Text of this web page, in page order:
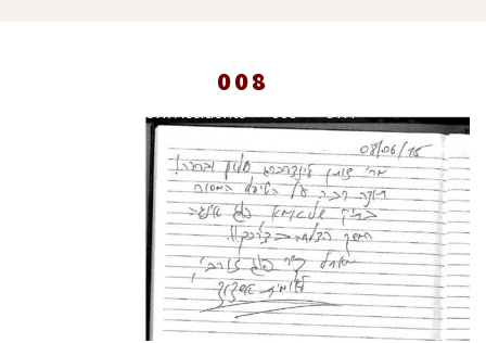
ראשי »
Work-Accidents » 008
008